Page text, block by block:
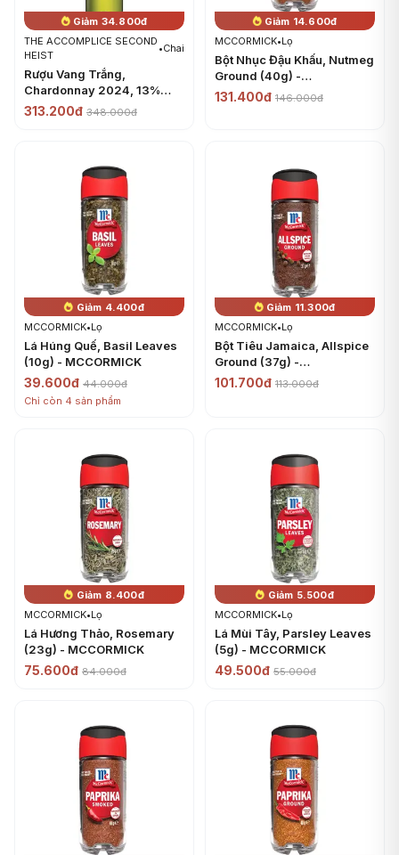
Giảm 34.800đ
THE ACCOMPLICE SECOND
HEIST
•Chai
Rượu Vang Trắng,
Chardonnay 2024, 13%
(750ml) - THE
313.200đ 348.000đ
Giảm 14.600đ
MCCORMICK•Lọ
Bột Nhục Đậu Khấu, Nutmeg
Ground (40g) -
MCCORMICK
131.400đ 146.000đ
Giảm 4.400đ
MCCORMICK•Lọ
Lá Húng Quế, Basil Leaves
(10g) - MCCORMICK
39.600đ 44.000đ
Chỉ còn 4 sản phẩm
Giảm 11.300đ
MCCORMICK•Lọ
Bột Tiêu Jamaica, Allspice
Ground (37g) -
MCCORMICK
101.700đ 113.000đ
Giảm 8.400đ
MCCORMICK•Lọ
Lá Hương Thảo, Rosemary
(23g) - MCCORMICK
75.600đ 84.000đ
Giảm 5.500đ
MCCORMICK•Lọ
Lá Mùi Tây, Parsley Leaves
(5g) - MCCORMICK
49.500đ 55.000đ